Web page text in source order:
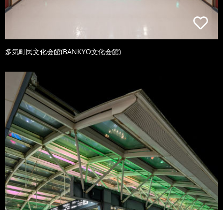
多気町民文化会館(BANKYO文化会館)